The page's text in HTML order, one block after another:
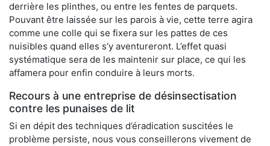
derrière les plinthes, ou entre les fentes de parquets.
Pouvant être laissée sur les parois à vie, cette terre agira
comme une colle qui se fixera sur les pattes de ces
nuisibles quand elles s’y aventureront. L’effet quasi
systématique sera de les maintenir sur place, ce qui les
affamera pour enfin conduire à leurs morts.
Recours à une entreprise de désinsectisation
contre les punaises de lit
Si en dépit des techniques d’éradication suscitées le
problème persiste, nous vous conseillerons vivement de